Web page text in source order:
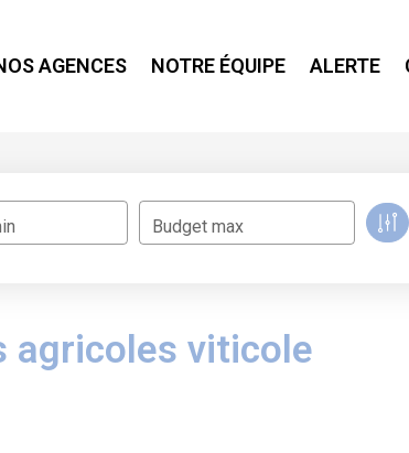
AGENCES NOTRE ÉQUIPE ALERTE
Budget max
agricoles viticole